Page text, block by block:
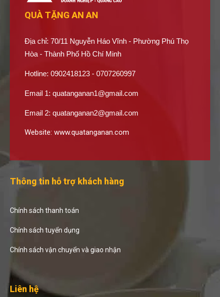
QUÀ TẶNG AN AN
Địa chỉ: 70/11 Nguyễn Háo Vĩnh - Phường Phú Thọ
Hòa - Thành Phố Hồ Chí Minh
Hotline: 0902418123 - 0707260997
Email 1: quatanganan1@gmail.com
Email 2: quatanganan2@gmail.com
Website: www.quatanganan.com
Thông tin hỗ trợ khách hàng
Chính sách thanh toán
Chính sách tuyển dụng
Chính sách vận chuyển và giao nhận
Liên hệ